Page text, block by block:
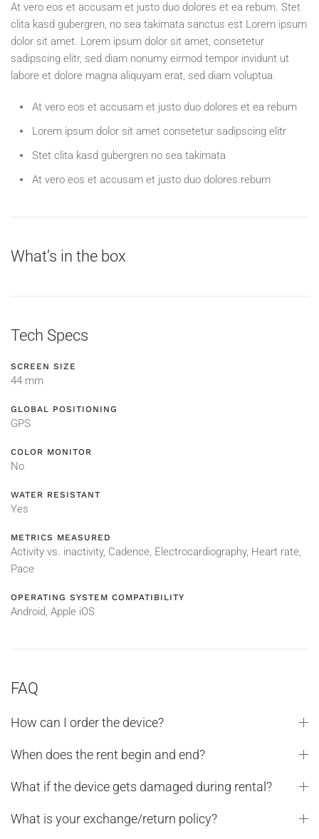
At vero eos et accusam et justo duo dolores et ea rebum. Stet
clita kasd gubergren, no sea takimata sanctus est Lorem ipsum
dolor sit amet. Lorem ipsum dolor sit amet, consetetur
sadipscing elitr, sed diam nonumy eirmod tempor invidunt ut
labore et dolore magna aliquyam erat, sed diam voluptua.
At vero eos et accusam et justo duo dolores et ea rebum
Lorem ipsum dolor sit amet consetetur sadipscing elitr
Stet clita kasd gubergren no sea takimata
At vero eos et accusam et justo duo dolores rebum
What’s in the box
Tech Specs
SCREEN SIZE
44 mm
GLOBAL POSITIONING
GPS
COLOR MONITOR
No
WATER RESISTANT
Yes
METRICS MEASURED
Activity vs. inactivity, Cadence, Electrocardiography, Heart rate,
Pace
OPERATING SYSTEM COMPATIBILITY
Android, Apple iOS
FAQ
How can I order the device?
When does the rent begin and end?
What if the device gets damaged during rental?
What is your exchange/return policy?